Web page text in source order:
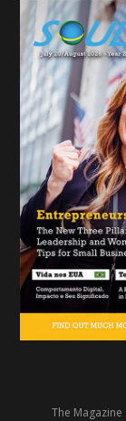
The Magazine